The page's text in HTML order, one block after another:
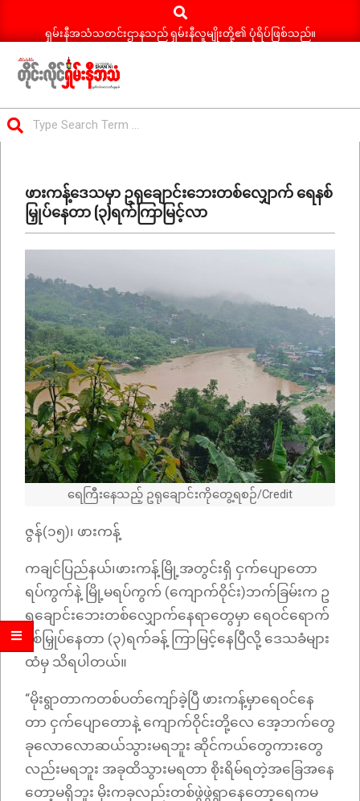
Search
ရှမ်းနီအသံသတင်းဌာနသည် ရှမ်းနီလူမျိုးတို့၏ ပုံရိပ်ဖြစ်သည်။
ရှမ်း
နီ
သတင်း
Menuဖားကန့်ဒေသမှာ ဥရုချောင်းဘေးတစ်လျှောက် ရေနစ်
မြှုပ်နေတာ (၃)ရက်ကြာမြင့်လာ
ရေကြီးနေသည့် ဥရုချောင်းကိုတွေ့ရစဉ်/Credit
ဇွန်(၁၅)၊ ဖားကန့်
ကချင်ပြည်နယ်၊ဖားကန့်မြို့အတွင်းရှိ ငှက်ပျောတော
ရပ်ကွက်နဲ့ မြို့မရပ်ကွက် (ကျောက်ဝိုင်း)ဘက်ခြမ်းက ဥ
ရုချောင်းဘေးတစ်လျှောက်နေရာတွေမှာ ရေဝင်ရောက်
နစ်မြှုပ်နေတာ (၃)ရက်ခန့် ကြာမြင့်နေပြီလို့ ဒေသခံများ
ထံမှ သိရပါတယ်။
“မိုးရွာတာကတစ်ပတ်ကျော်ခဲ့ပြီ ဖားကန့်မှာရေဝင်နေ
တာ ငှက်ပျောတောနဲ့ ကျောက်ဝိုင်းတို့လေ အေ့ဘက်တွေ
ခုလောလောဆယ်သွားမရဘူး ဆိုင်ကယ်တွေကားတွေ
လည်းမရဘူး အခုထိသွားမရတာ စိုးရိမ်ရတဲ့အခြေအနေ
တော့မရှိဘူး မိုးကခုလည်းတစ်ဖွဲဖွဲရွာနေတော့ရေကမ